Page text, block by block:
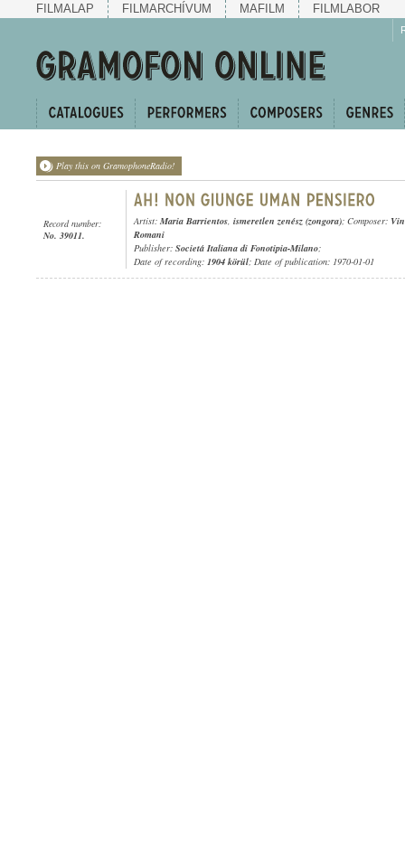
FILMALAP FILMARCHÍVUM MAFILM FILMLABOR
Play this on GramophoneRadio!
Record number:
No. 39011.
Artist: Maria Barrientos, ismeretlen zenész (zongora); Composer:
Romani
Publisher: Societá Italiana di Fonotipia-Milano;
Date of recording: 1904 körül; Date of publication: 1970-01-01